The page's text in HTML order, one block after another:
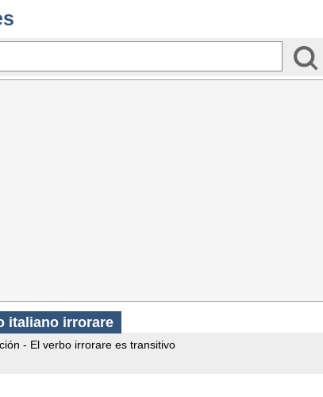
italiano irrorare
- El verbo irrorare es transitivo